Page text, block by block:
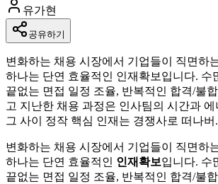
유가현
공유하기
변화하는 채용 시장에서 기업들이 직면하
하나는 단연 효율적인 인재확보입니다. 수
끝없는 면접 일정 조율, 반복적인 합격/불
고 지난한 채용 과정은 인사팀의 시간과
그 사이 정작 핵심 인재는 경쟁사로 떠나버
변화하는 채용 시장에서 기업들이 직면하
하나는 단연 효율적인 인재확보입니다. 수
끝없는 면접 일정 조율, 반복적인 합격/불